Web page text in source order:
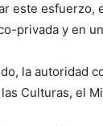
este esfuerzo,
privada y en
la autoridad
Culturas, el